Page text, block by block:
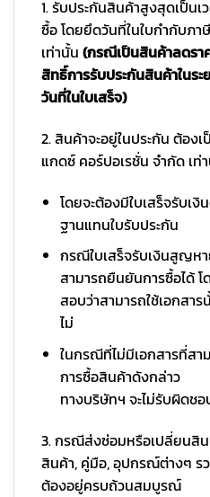
1. รับประกันสินค้าสูงสุดเป็น
ซื้อ โดยยึดวันที่ในใบกำกับภา
เท่านั้น (กรณีเป็นสินค้าลดรา
สิทธิ์การรับประกันสินค้าในระ
วันที่ในใบเสร็จ)
2. สินค้าจะอยู่ในประกัน ต้อง
แกดซ์ คอร์ปอเรชั่น จำกัด เท่
โดยจะต้องมีใบเสร็จรับเ
ฐานแทนใบรับประกัน
กรณีใบเสร็จรับเงินสูญหา
สามารถยืนยันการซื้อได้
สอบว่าสามารถใช้เอกสา
ไม่
ในกรณีที่ไม่มีเอกสารที่ส
การซื้อสินค้าดังกล่าว
ทางบริษัทฯ จะไม่รับผิดช
3. กรณีส่งซ่อมหรือเปลี่ยนสิ
สินค้า, คู่มือ, อุปกรณ์ต่างๆ
ต้องอยู่ครบถ้วนสมบูรณ์